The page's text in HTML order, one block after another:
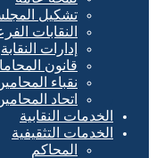
تشكيل
النقابات
إدارات النقابة
قانون
نقباء
اتحاد
الخدمات النقابية
الخدمات التثقيفية
المحاكم